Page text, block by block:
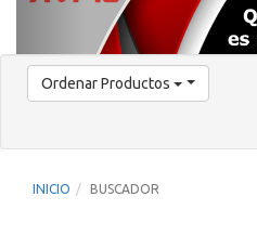
Ordenar Productos
INICIO BUSCADOR